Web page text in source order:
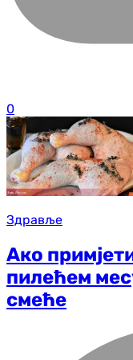
0
Здравље
Ако
пилећем
смеће